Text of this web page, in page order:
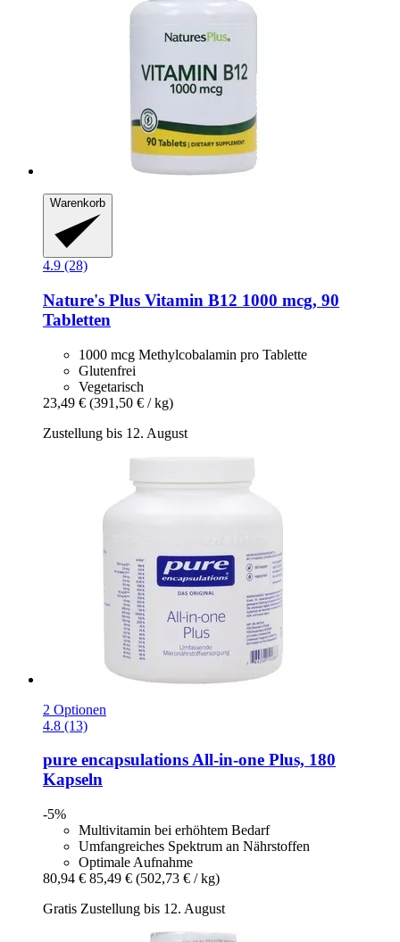
Warenkorb
4.9 (28)
Nature's Plus Vitamin B12 1000 mcg, 90
Tabletten
1000 mcg Methylcobalamin pro Tablette
Glutenfrei
Vegetarisch
23,49 € (391,50 € / kg)
Zustellung bis 12. August
2 Optionen
4.8 (13)
pure encapsulationsAll-​in-​one Plus, 180
Kapseln
-5%
Multivitamin bei erhöhtem Bedarf
Umfangreiches Spektrum an Nährstoffen
Optimale Aufnahme
80,94 € 85,49 € (502,73 € / kg)
Gratis Zustellung bis 12. August